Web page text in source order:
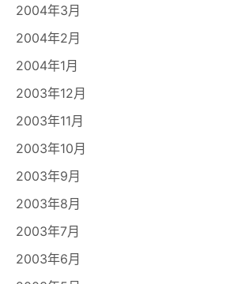
2004年3月
2004年2月
2004年1月
2003年12月
2003年11月
2003年10月
2003年9月
2003年8月
2003年7月
2003年6月